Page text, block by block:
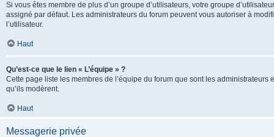
Si vous êtes membre de plus d’un groupe d’utilisateurs, votre groupe
assigné par défaut. Les administrateurs du forum peuvent vous autoriser à
l’utilisateur.
Haut
Qu’est-ce que le lien « L’équipe » ?
Cette page liste les membres de l’équipe du forum que sont les
qu’ils modèrent.
Haut
Messagerie privée